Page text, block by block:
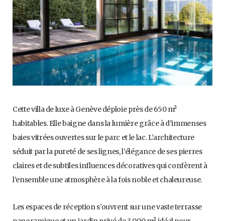
Cette villa de luxe à Genève déploie près de 650 m²
habitables. Elle baigne dans la lumière grâce à d’immenses
baies vitrées ouvertes sur le parc et le lac. L’architecture
séduit par la pureté de ses lignes, l’élégance de ses pierres
claires et de subtiles influences décoratives qui confèrent à
l’ensemble une atmosphère à la fois noble et chaleureuse.
Les espaces de réception s’ouvrent sur une vaste terrasse